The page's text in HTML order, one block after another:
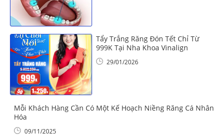
Tẩy Trắng Răng Đón Tết Chỉ Từ
999K Tại Nha Khoa Vinalign
29/01/2026
Mỗi Khách Hàng Cần Có Một Kế Hoạch Niềng Răng Cá Nhân
Hóa
09/11/2025